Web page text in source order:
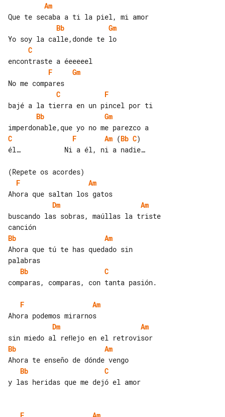
Am
Bb
Gm
C
F
Gm
C
F
Bb
Gm
C
F Am (Bb C)
él…           Ni a él, ni a nadie…
F
Am
Dm
Am
buscando las sobras, maúllas la triste
Bb
Am
Ahora que tú te has quedado sin
Bb
C
comparas, comparas, con tanta pasión.
F
Am
Dm
Am
Bb
Am
Bb
C
y las heridas que me dejó el amor